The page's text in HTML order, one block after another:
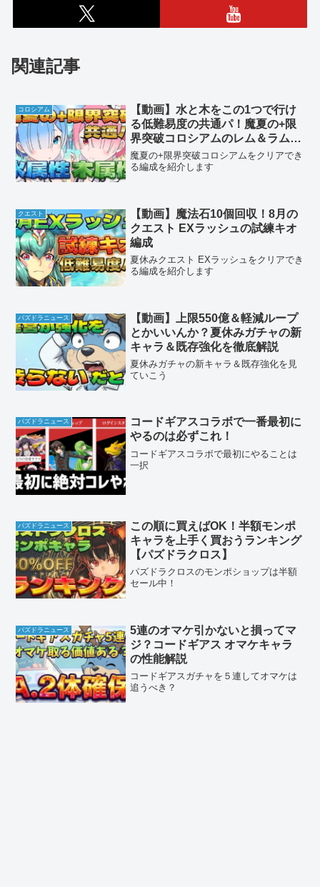
関連記事
コロシアム
【動画】水と木をこの1つで行け
る低難易度の共通パ！魔夏の+限
界突破コロシアムのレム＆ラム編
成
魔夏の+限界突破コロシアムをクリアでき
る編成を紹介します
クエスト
【動画】魔法石10個回収！8月の
クエスト EXラッシュの試練キオ
編成
夏休みクエスト EXラッシュをクリアでき
る編成を紹介します
パズドラニュース
【動画】上限550億＆軽減ループ
とかいいんか？夏休みガチャの新
キャラ＆既存強化を徹底解説
夏休みガチャの新キャラ＆既存強化を見
ていこう
パズドラニュース
コードギアスコラボで一番最初に
やるのは必ずこれ！
コードギアスコラボで最初にやることは
一択
パズドラニュース
この順に買えばOK！半額モンポ
キャラを上手く買おうランキング
【パズドラクロス】
パズドラクロスのモンポショップは半額
セール中！
パズドラニュース
5連のオマケ引かないと損ってマ
ジ？コードギアス オマケキャラ
の性能解説
コードギアスガチャを５連してオマケは
追うべき？